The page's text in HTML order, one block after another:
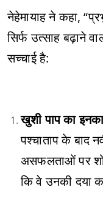
नेहेमायाह ने कहा,
सिर्फ उत्साह बढ़ाने
सच्चाई है:
खुशी पाप का
पश्चाताप के बाद
असफलताओं पर
कि वे उनकी दया